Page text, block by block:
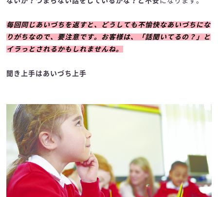
毎回同じあいづちを返すと、どうしても不愉快なあいづちにな
りがちなので、要注意です。お客様は、「話聞いてるの？」と
イラっとされるかもしれませんね。
聞き上手はあいづち上手